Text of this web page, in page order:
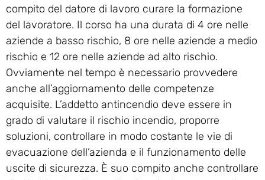
compito del datore di lavoro curare la formazione
del lavoratore. Il corso ha una durata di 4 ore nelle
aziende a basso rischio, 8 ore nelle aziende a medio
rischio e 12 ore nelle aziende ad alto rischio.
Ovviamente nel tempo è necessario provvedere
anche all’aggiornamento delle competenze
acquisite. L’addetto antincendio deve essere in
grado di valutare il rischio incendio, proporre
soluzioni, controllare in modo costante le vie di
evacuazione dell’azienda e il funzionamento delle
uscite di sicurezza. È suo compito anche controllare